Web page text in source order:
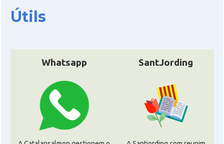
Útils
Whatsapp SantJording